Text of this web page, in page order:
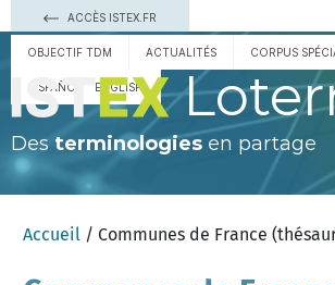
ACCÈS ISTEX.FR
OBJECTIF TDM ACTUALITÉS CORPUS
ESPAÑOL ENGLISH
Des terminologies en partage
Accueil / Communes de France